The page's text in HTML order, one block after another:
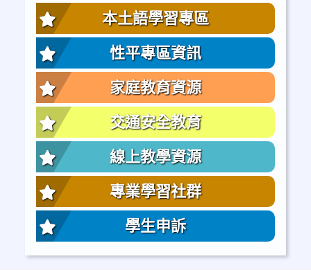
本土語學習專區
性平專區資訊
家庭教育資源
交通安全教育
線上教學資源
專業學習社群
學生申訴